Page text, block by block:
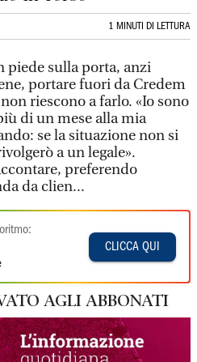
1 MINUTI DI LETTURA
piede sulla porta, anzi
portare fuori da Credem
riescono a farlo. «Io sono
di un mese alla mia
se la situazione non si
a un legale».
preferendo
da clien...
CLICCA QUI
AGLI ABBONATI